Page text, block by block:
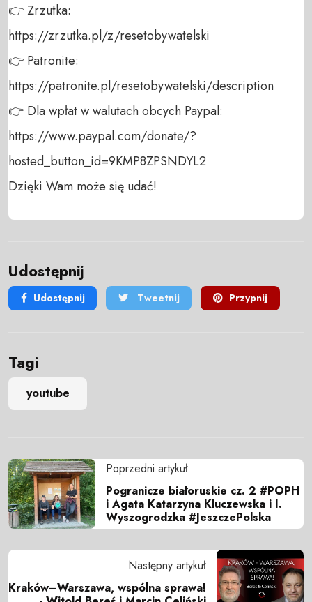
👉 Zrzutka:
https://zrzutka.pl/z/resetobywatelski
👉 Patronite:
https://patronite.pl/resetobywatelski/description
👉 Dla wpłat w walutach obcych Paypal:
https://www.paypal.com/donate/?
hosted_button_id=9KMP8ZPSNDYL2
Dzięki Wam może się udać!
Udostępnij
Udostępnij Tweetnij Przypnij
Tagi
youtube
Poprzedni artykuł
Pogranicze białoruskie cz. 2 #POPH
i Agata Katarzyna Kluczewska i I.
Wyszogrodzka #JeszczePolska
Następny artykuł
Kraków–Warszawa, wspólna sprawa!